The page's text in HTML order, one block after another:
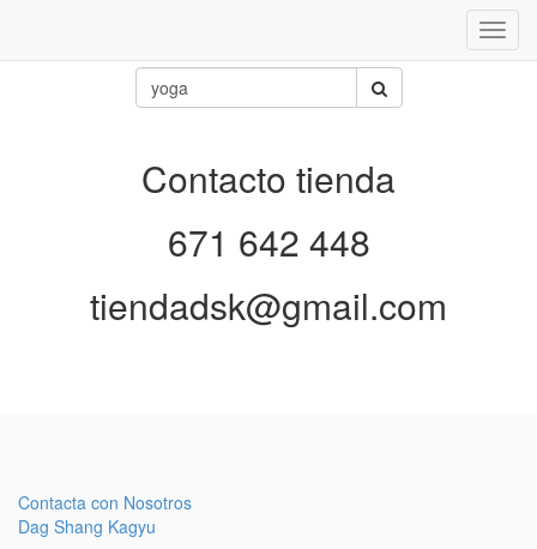
Contacto tienda
671 642 448
tiendadsk@gmail.com
Contacta con Nosotros
Dag Shang Kagyu